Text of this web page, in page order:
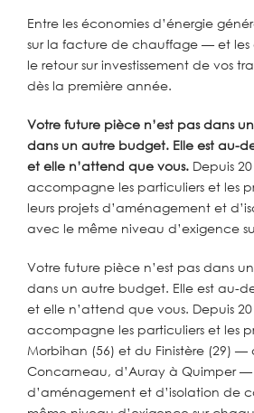
Entre les économies d’énergie
sur la facture de chauffage — et les
le retour sur investissement de vos
dès la première année.
Votre future pièce n’est pas dans
dans un autre budget. Elle est au-
et elle n’attend que vous.Depuis
accompagne les particuliers et les
leurs projets d’aménagement et
avec le même niveau d’exigence
Votre future pièce n’est pas dans
dans un autre budget. Elle est au-
et elle n’attend que vous. Depuis
accompagne les particuliers et les
Morbihan (56) et du Finistère (29) —
Concarneau, d’Auray à Quimper —
d’aménagement et d’isolation de